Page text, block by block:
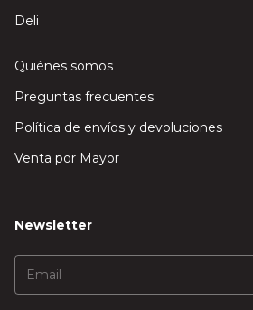
Deli
Quiénes somos
Preguntas frecuentes
Política de envíos y devoluciones
Venta por Mayor
Newsletter